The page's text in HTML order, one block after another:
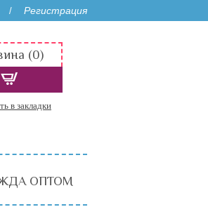
/ Регистрация
(0)
в закладки
ОПТОМ